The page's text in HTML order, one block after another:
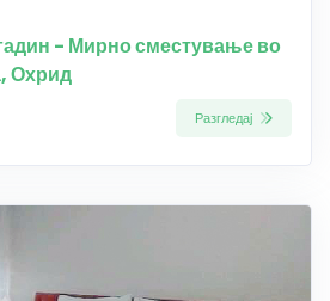
- Мирно сместување во
Охрид
Разгледај